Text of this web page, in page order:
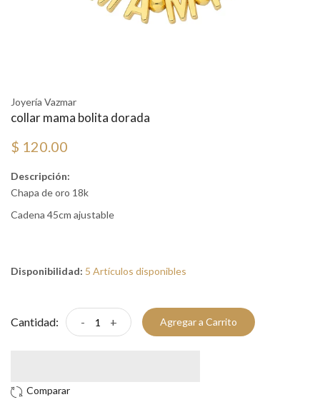
Joyería Vazmar
collar mama bolita dorada
$ 120.00
Descripción:
Chapa de oro 18k
Cadena 45cm ajustable
Disponibilidad: 5 Artículos disponibles
Cantidad: - + Agregar a Carrito